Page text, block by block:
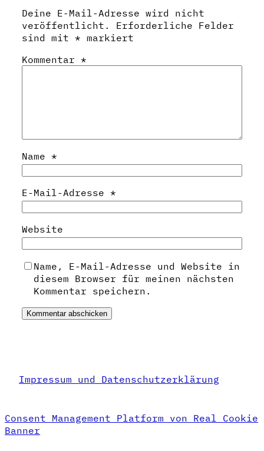
Deine E-Mail-Adresse wird nicht
veröffentlicht.
Erforderliche Felder
sind mit * markiert
Kommentar *
Name *
E-Mail-Adresse *
Website
Name, E-Mail-Adresse und Website in
diesem Browser für meinen nächsten
Kommentar speichern.
Impressum und Datenschutzerklärung
Consent Management Platform von Real Cookie
Banner